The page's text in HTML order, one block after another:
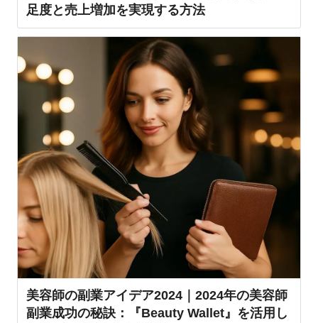
足度と売上増加を実現する方法
美容師の副業アイデア2024｜2024年の美容師
副業成功の秘訣：『Beauty Wallet』を活用し